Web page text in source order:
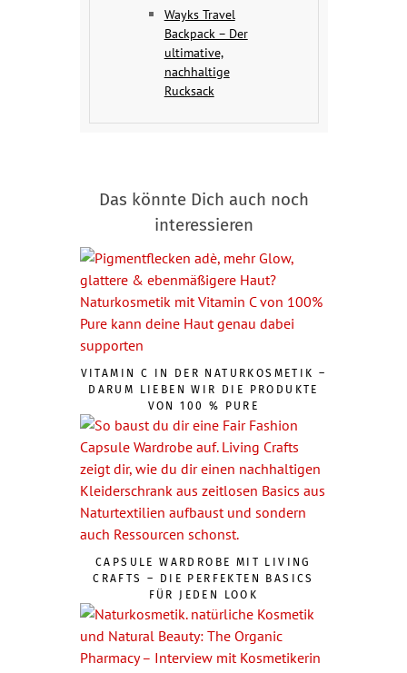
Wayks Travel
Backpack – Der
ultimative,
nachhaltige
Rucksack
Das könnte Dich auch noch
interessieren
VITAMIN C IN DER NATURKOSMETIK –
DARUM LIEBEN WIR DIE PRODUKTE
VON 100 % PURE
CAPSULE WARDROBE MIT LIVING
CRAFTS – DIE PERFEKTEN BASICS
FÜR JEDEN LOOK